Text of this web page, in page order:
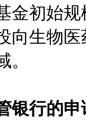
初始规
向生物
行的申